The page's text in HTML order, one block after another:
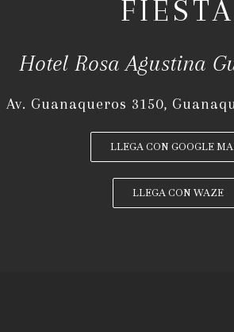
FIESTA
Hotel Rosa Agustina
Av. Guanaqueros 3150,
LLEGA CON GOOGLE
LLEGA CON WAZE